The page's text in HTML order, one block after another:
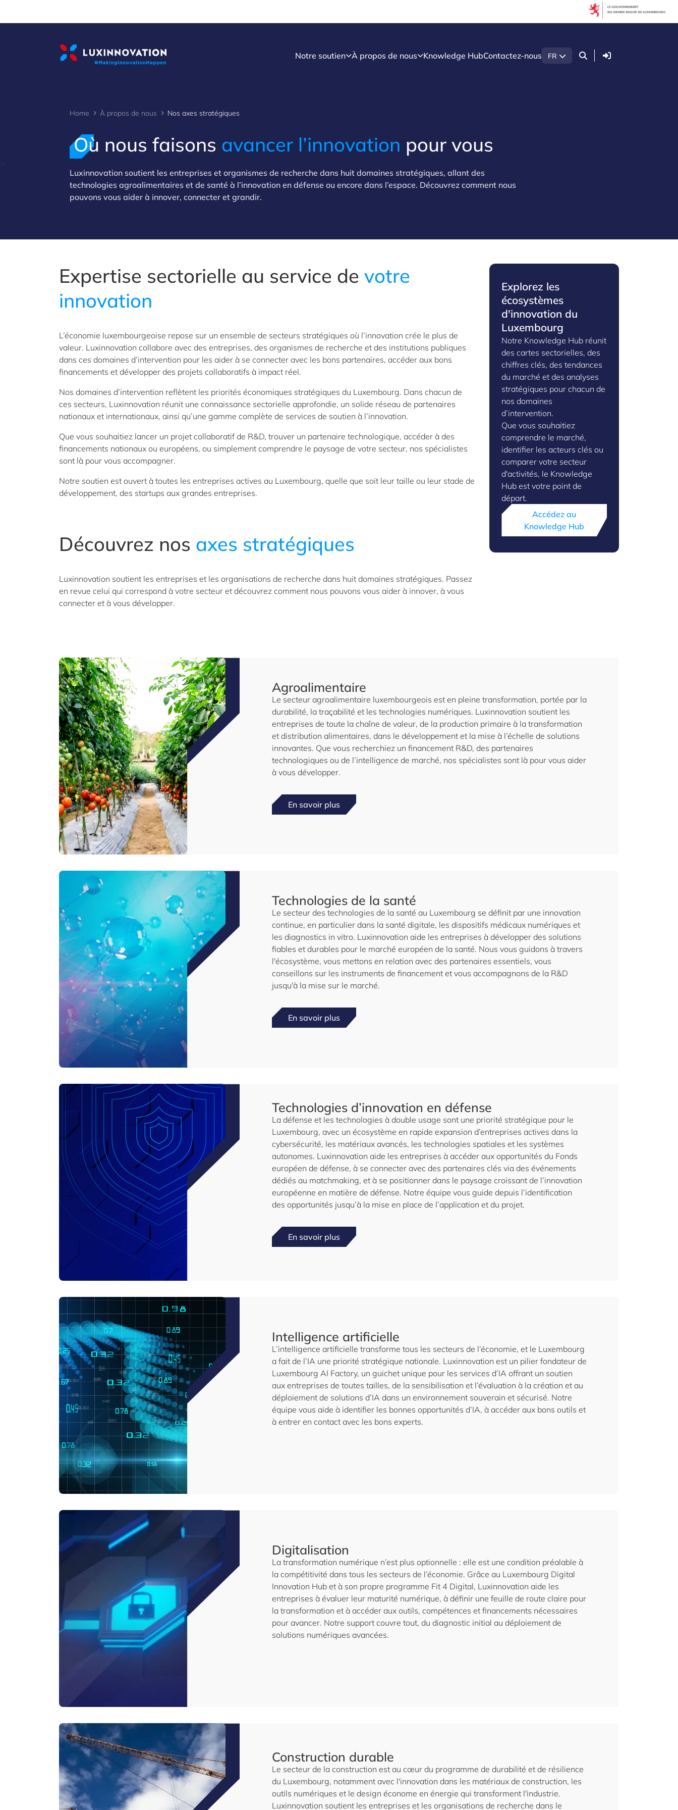
Notre soutien À propos de nous Knowledge HubContactez-nous FR Connexion
>
Home À propos de nous Nos axes stratégiques
Où nous faisons avancer l’innovation pour vous
Luxinnovation soutient les entreprises et organismes de recherche dans huit domaines stratégiques, allant des
technologies agroalimentaires et de santé à l’innovation en défense ou encore dans l’espace. Découvrez comment nous
pouvons vous aider à innover, connecter et grandir.
Expertise sectorielle au service de votre
innovation
L’économie luxembourgeoise repose sur un ensemble de secteurs stratégiques où l’innovation crée le plus de
valeur. Luxinnovation collabore avec des entreprises, des organismes de recherche et des institutions publiques
dans ces domaines d’intervention pour les aider à se connecter avec les bons partenaires, accéder aux bons
financements et développer des projets collaboratifs à impact réel.
Nos domaines d’intervention reflètent les priorités économiques stratégiques du Luxembourg. Dans chacun de
ces secteurs, Luxinnovation réunit une connaissance sectorielle approfondie, un solide réseau de partenaires
nationaux et internationaux, ainsi qu’une gamme complète de services de soutien à l’innovation.
Que vous souhaitiez lancer un projet collaboratif de R&D, trouver un partenaire technologique, accéder à des
financements nationaux ou européens, ou simplement comprendre le paysage de votre secteur, nos spécialistes
sont là pour vous accompagner.
Notre soutien est ouvert à toutes les entreprises actives au Luxembourg, quelle que soit leur taille ou leur stade de
développement, des startups aux grandes entreprises.
Découvrez nos axes stratégiques
Luxinnovation soutient les entreprises et les organisations de recherche dans huit domaines stratégiques. Passez
en revue celui qui correspond à votre secteur et découvrez comment nous pouvons vous aider à innover, à vous
connecter et à vous développer.
Explorez les
écosystèmes
d'innovation du
Luxembourg
Notre Knowledge Hub réunit
des cartes sectorielles, des
chiffres clés, des tendances
du marché et des analyses
stratégiques pour chacun de
nos domaines
d’intervention.
Que vous souhaitiez
comprendre le marché,
identifier les acteurs clés ou
comparer votre secteur
d'activités, le Knowledge
Hub est votre point de
départ.
Accédez au
Knowledge Hub
Agroalimentaire
Le secteur agroalimentaire luxembourgeois est en pleine transformation, portée par la
durabilité, la traçabilité et les technologies numériques. Luxinnovation soutient les
entreprises de toute la chaîne de valeur, de la production primaire à la transformation
et distribution alimentaires, dans le développement et la mise à l’échelle de solutions
innovantes. Que vous recherchiez un financement R&D, des partenaires
technologiques ou de l’intelligence de marché, nos spécialistes sont là pour vous aider
à vous développer.
En savoir plus
Technologies de la santé
Le secteur des technologies de la santé au Luxembourg se définit par une innovation
continue, en particulier dans la santé digitale, les dispositifs médicaux numériques et
les diagnostics in vitro. Luxinnovation aide les entreprises à développer des solutions
fiables et durables pour le marché européen de la santé. Nous vous guidons à travers
l'écosystème, vous mettons en relation avec des partenaires essentiels, vous
conseillons sur les instruments de financement et vous accompagnons de la R&D
jusqu'à la mise sur le marché.
En savoir plus
Technologies d’innovation en défense
La défense et les technologies à double usage sont une priorité stratégique pour le
Luxembourg, avec un écosystème en rapide expansion d’entreprises actives dans la
cybersécurité, les matériaux avancés, les technologies spatiales et les systèmes
autonomes. Luxinnovation aide les entreprises à accéder aux opportunités du Fonds
européen de défense, à se connecter avec des partenaires clés via des événements
dédiés au matchmaking, et à se positionner dans le paysage croissant de l’innovation
européenne en matière de défense. Notre équipe vous guide depuis l’identification
des opportunités jusqu’à la mise en place de l’application et du projet.
En savoir plus
Intelligence artificielle
L’intelligence artificielle transforme tous les secteurs de l’économie, et le Luxembourg
a fait de l’IA une priorité stratégique nationale. Luxinnovation est un pilier fondateur de
Luxembourg AI Factory, un guichet unique pour les services d’IA offrant un soutien
aux entreprises de toutes tailles, de la sensibilisation et l’évaluation à la création et au
déploiement de solutions d’IA dans un environnement souverain et sécurisé. Notre
équipe vous aide à identifier les bonnes opportunités d’IA, à accéder aux bons outils et
à entrer en contact avec les bons experts.
Digitalisation
La transformation numérique n’est plus optionnelle : elle est une condition préalable à
la compétitivité dans tous les secteurs de l’économie. Grâce au Luxembourg Digital
Innovation Hub et à son propre programme Fit 4 Digital, Luxinnovation aide les
entreprises à évaluer leur maturité numérique, à définir une feuille de route claire pour
la transformation et à accéder aux outils, compétences et financements nécessaires
pour avancer. Notre support couvre tout, du diagnostic initial au déploiement de
solutions numériques avancées.
Construction durable
Le secteur de la construction est au cœur du programme de durabilité et de résilience
du Luxembourg, notamment avec l'innovation dans les matériaux de construction, les
outils numériques et le design économe en énergie qui transforment l'industrie.
Luxinnovation soutient les entreprises et les organisations de recherche dans le